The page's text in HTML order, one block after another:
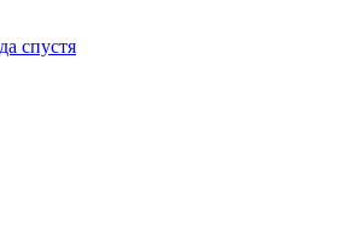
спустя